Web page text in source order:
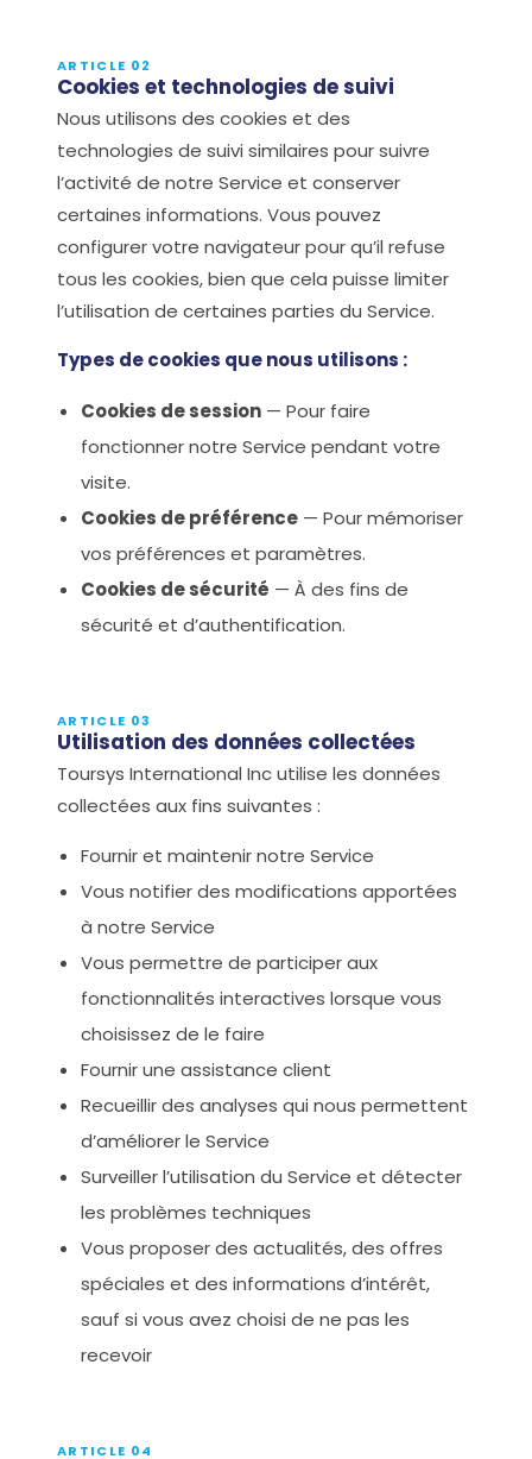
ARTICLE 02
Cookies et technologies de suivi
Nous utilisons des cookies et des
technologies de suivi similaires pour suivre
l’activité de notre Service et conserver
certaines informations. Vous pouvez
configurer votre navigateur pour qu’il refuse
tous les cookies, bien que cela puisse limiter
l’utilisation de certaines parties du Service.
Types de cookies que nous utilisons :
Cookies de session — Pour faire
fonctionner notre Service pendant votre
visite.
Cookies de préférence — Pour mémoriser
vos préférences et paramètres.
Cookies de sécurité — À des fins de
sécurité et d’authentification.
ARTICLE 03
Utilisation des données collectées
Toursys International Inc utilise les données
collectées aux fins suivantes :
Fournir et maintenir notre Service
Vous notifier des modifications apportées
à notre Service
Vous permettre de participer aux
fonctionnalités interactives lorsque vous
choisissez de le faire
Fournir une assistance client
Recueillir des analyses qui nous permettent
d’améliorer le Service
Surveiller l’utilisation du Service et détecter
les problèmes techniques
Vous proposer des actualités, des offres
spéciales et des informations d’intérêt,
sauf si vous avez choisi de ne pas les
recevoir
ARTICLE 04